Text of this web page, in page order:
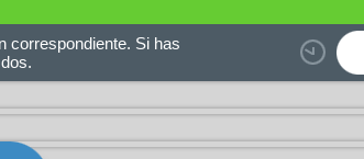
correspondiente. Si has